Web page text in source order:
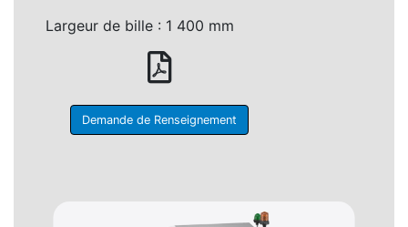
Largeur de bille : 1 400 mm
Demande de Renseignement